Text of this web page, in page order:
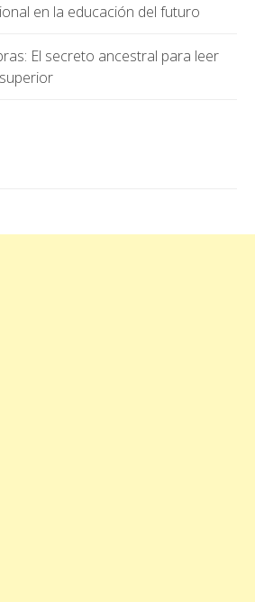
en la educación del futuro
El secreto ancestral para leer